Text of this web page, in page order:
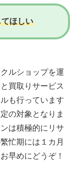
ほしい
ルショップを運
買取りサービス
も行っています
の対象となりま
は積極的にリサ
忙期には１カ月
早めにどうぞ！